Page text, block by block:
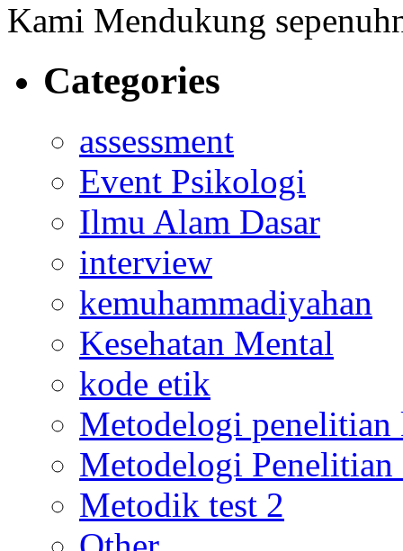
Kami Mendukung
Categories
assessment
Event Psikologi
Ilmu Alam Dasar
interview
kemuhammadiyahan
Kesehatan Mental
kode etik
Metodelogi
Metodelogi
Metodik test 2